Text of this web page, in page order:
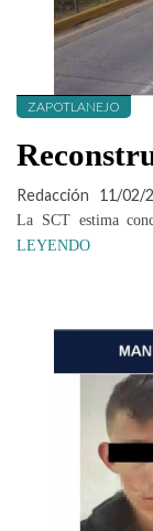
ZAPOTLANEJO
Redacción 11/02/
La SCT estima
LEYENDO